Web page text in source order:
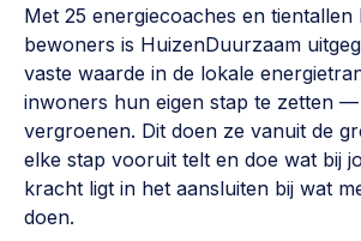
Wijkaanpak
Werken aan de wijk, ABCD, WijkWijzer >
Weerbare gemeenschappen
Voorbereiden op crisis,
ontmoetingsplekken >
Met 25 energiecoaches en
bewoners is HuizenDuurzaam
vaste waarde in de lokale
inwoners hun eigen stap te zetten
vergroenen. Dit doen ze vanuit de
elke stap vooruit telt en doe wat bij
kracht ligt in het aansluiten bij wat
doen.